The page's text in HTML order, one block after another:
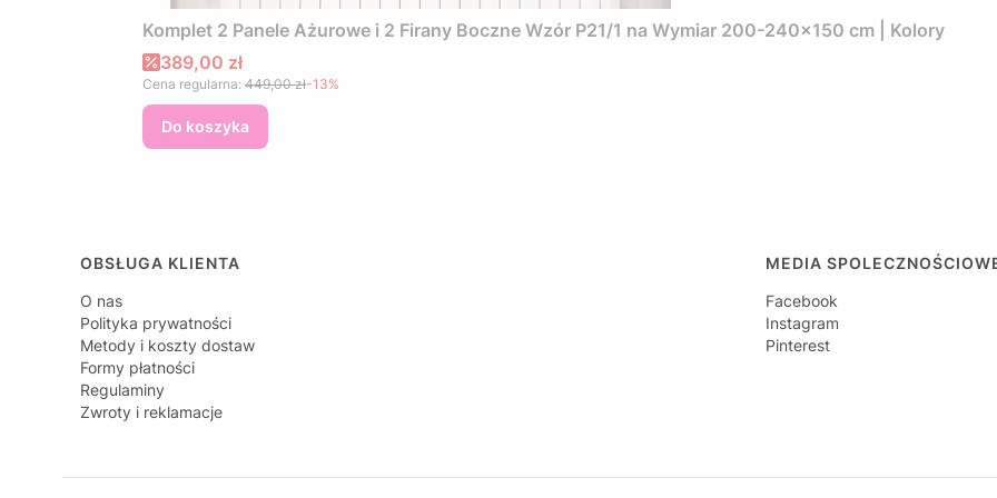
Komplet 2 Panele Ażurowe i 2 Firany Boczne Wzór P21/1 na Wymiar 200-240x150 cm | Kolory
Cena promocyjna
389,00 zł
Cena regularna: 449,00 zł-13%
Do koszyka
Linki w stopce
OBSŁUGA KLIENTA
O nas
Polityka prywatności
Metody i koszty dostaw
Formy płatności
Regulaminy
Zwroty i reklamacje
MEDIA
Facebook
Instagram
Pinterest